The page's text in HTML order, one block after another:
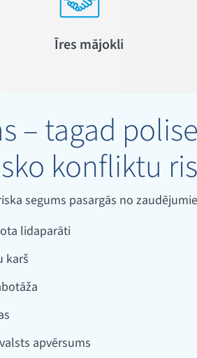
Īres mājokli
– tagad
konfliktu
segums pasargās no
lidaparāti
karš
apvērsums